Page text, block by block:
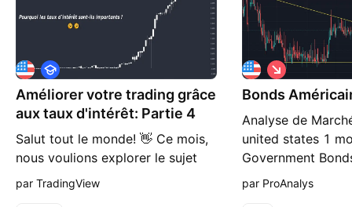
Améliorer votre trading grâce
aux taux d'intérêt: Partie 4
Salut tout le monde! 👋 Ce mois,
nous voulions explorer le sujet
des taux d'intérêt; ce qu'ils sont,
É
d
u
c
a
t
i
o
par TradingView
Bonds
Analyse de
united states 1
Government
S
h
o
t
par ProAnalys